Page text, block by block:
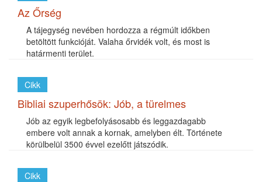
Az Őrség
A tájegység nevében hordozza a régmúlt időkben
betöltött funkcióját. Valaha őrvidék volt, és most is
határmenti terület.
Cikk
Bibliai szuperhősök: Jób, a türelmes
Jób az egyik legbefolyásosabb és leggazdagabb
embere volt annak a kornak, amelyben élt. Története
körülbelül 3500 évvel ezelőtt játszódik.
Cikk